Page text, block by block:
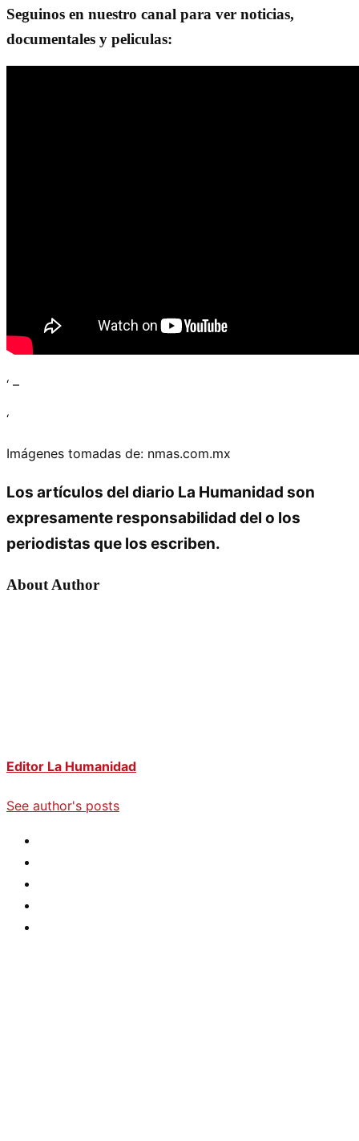
Seguinos en nuestro canal para ver noticias,
documentales y peliculas:
‘ –
‘
Imágenes tomadas de: nmas.com.mx
Los artículos del diario La Humanidad son
expresamente responsabilidad del o los
periodistas que los escriben.
About Author
Editor La Humanidad
See author's posts